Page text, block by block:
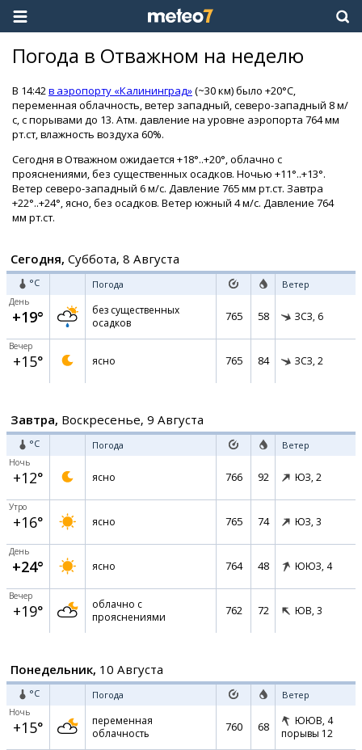
Погода в Отважном на неделю
В 14:42в аэропорту «Калининград»(~30 км) было +20°C,
переменная облачность, ветер западный, северо-западный 8 м/
с, с порывами до 13. Атм. давление на уровне аэропорта 764 мм
рт.ст, влажность воздуха 60%.
Сегодня в Отважном ожидается +18°..+20°, облачно с
прояснениями, без существенных осадков. Ночью +11°..+13°.
Ветер северо-западный 6 м/с. Давление 765 мм рт.ст. Завтра
+22°..+24°, ясно, без осадков. Ветер южный 4 м/с. Давление 764
мм рт.ст.
Сегодня, Суббота, 8 Августа
°C Погода Ветер
День
+19°
без существенных
осадков
765 58 ЗСЗ, 6
Вечер
+15° ясно 765 84 ЗСЗ, 2
Завтра, Воскресенье, 9 Августа
°C Погода Ветер
Ночь
+12° ясно 766 92 ЮЗ, 2
Утро
+16° ясно 765 74 ЮЗ, 3
День
+24° ясно 764 48 ЮЮЗ, 4
Вечер
+19°
облачно с
прояснениями
762 72 ЮВ, 3
Понедельник, 10 Августа
°C Погода Ветер
Ночь
+15°
переменная
облачность
760 68 ЮЮВ, 4
порывы 12